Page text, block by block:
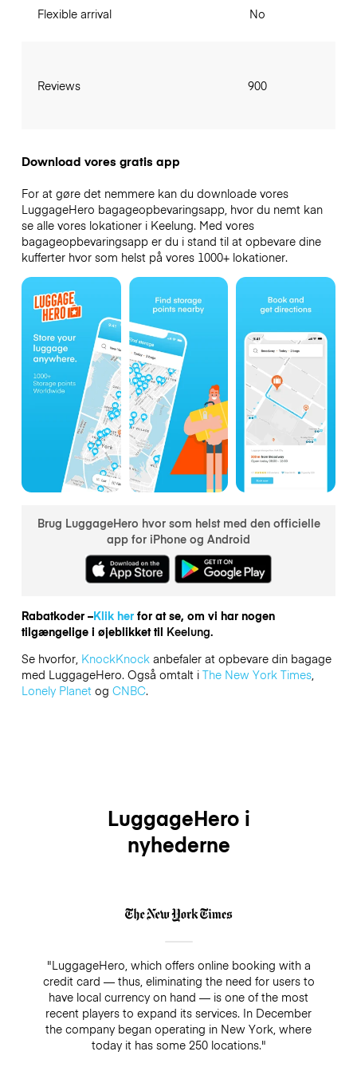
Flexible arrival
Reviews
No
900
Download vores gratis app
For at gøre det nemmere kan du downloade vores
LuggageHero bagageopbevaringsapp, hvor du nemt kan
se alle vores lokationer i Keelung. Med vores
bagageopbevaringsapp er du i stand til at opbevare dine
kufferter hvor som helst på vores 1000+ lokationer.
Brug LuggageHero hvor som helst med den officielle
app for iPhone og Android
Rabatkoder –Klik herfor at se, om vi har nogen
tilgængelige i øjeblikket til Keelung.
Se hvorfor, KnockKnockanbefaler at opbevare din bagage
med LuggageHero. Også omtalt i The New York Times,
Lonely Planetog CNBC.
LuggageHero i
nyhederne
"LuggageHero, which offers online booking with a
credit card — thus, eliminating the need for users to
have local currency on hand — is one of the most
recent players to expand its services. In December
the company began operating in New York, where
today it has some 250 locations."